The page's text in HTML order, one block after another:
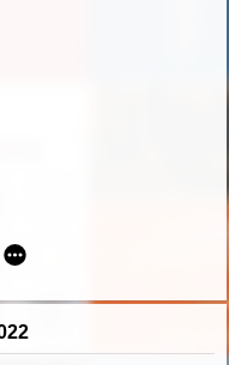
: charakterystyka